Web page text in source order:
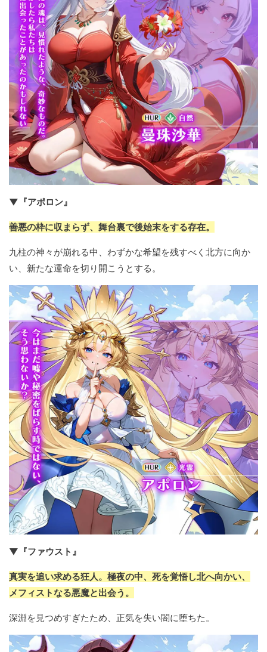
▼『アポロン』
善悪の枠に収まらず、舞台裏で後始末をする存在。
九柱の神々が崩れる中、わずかな希望を残すべく北方に向か
い、新たな運命を切り開こうとする。
▼『ファウスト』
真実を追い求める狂人。極夜の中、死を覚悟し北へ向かい、
メフィストなる悪魔と出会う。
深淵を見つめすぎたため、正気を失い闇に堕ちた。